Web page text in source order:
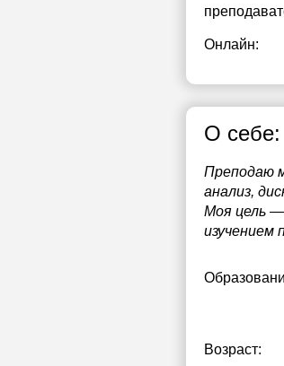
Онлайн:
О себе:
Преподаю
анализ,
Моя цель —
изучением
Возраст: